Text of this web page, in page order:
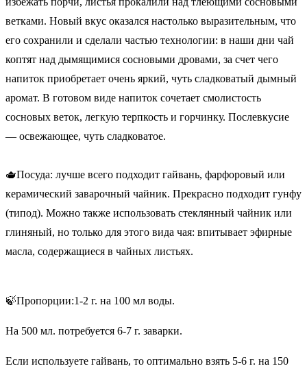
ветками. Новый вкус оказался настолько выразительным, что
его сохранили и сделали частью технологии: в наши дни чай
коптят над дымящимися сосновыми дровами, за счет чего
напиток приобретает очень яркий, чуть сладковатый дымный
аромат. В готовом виде напиток сочетает смолистость
сосновых веток, легкую терпкость и горчинку. Послевкусие
— освежающее, чуть сладковатое.
🫖Посуда: лучше всего подходит гайвань, фарфоровый или
керамический заварочный чайник. Прекрасно подходит гунфу
(типод). Можно также использовать стеклянный чайник или
глиняный, но только для этого вида чая: впитывает эфирные
масла, содержащиеся в чайных листьях.
🍃Пропорции:1-2 г. на 100 мл воды.
На 500 мл. потребуется 6-7 г. заварки.
Если используете гайвань, то оптимально взять 5-6 г. на 150